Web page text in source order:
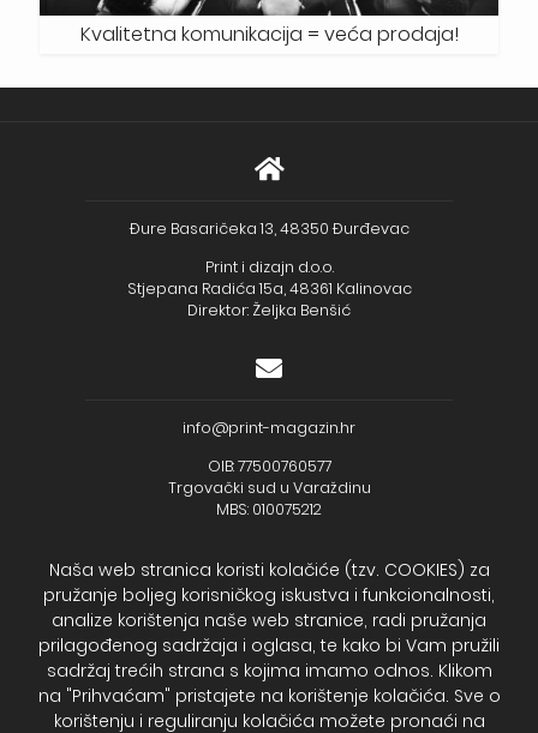
Kvalitetna komunikacija = veća prodaja!
Đure Basaričeka 13, 48350 Đurđevac
Print i dizajn d.o.o.
Stjepana Radića 15a, 48361 Kalinovac
Direktor: Željka Benšić
info@print-magazin.hr
OIB: 77500760577
Trgovački sud u Varaždinu
MBS: 010075212
+385 (48) 733 111
Zagrebačka banka d.d.
IBAN - HR2723600001102099043
Temeljni kapital: 330.000,00kn uplaćen u cijelosti
Naša web stranica koristi kolačiće (tzv. COOKIES) za
pružanje boljeg korisničkog iskustva i funkcionalnosti,
analize korištenja naše web stranice, radi pružanja
prilagođenog sadržaja i oglasa, te kako bi Vam pružili
sadržaj trećih strana s kojima imamo odnos. Klikom
na "Prihvaćam" pristajete na korištenje kolačića. Sve o
korištenju i reguliranju kolačića možete pronaći na